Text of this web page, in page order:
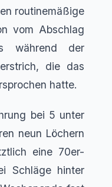
routinemäßige
vom Abschlag
während der
die das
hatte.
bei 5 unter
neun Löchern
eine 70er-
Schläge hinter